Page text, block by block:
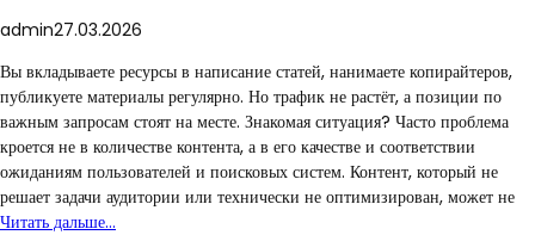
admin27.03.2026
Вы вкладываете ресурсы в написание статей, нанимаете копирайтеров,
публикуете материалы регулярно. Но трафик не растёт, а позиции по
важным запросам стоят на месте. Знакомая ситуация? Часто проблема
кроется не в количестве контента, а в его качестве и соответствии
ожиданиям пользователей и поисковых систем. Контент, который не
решает задачи аудитории или технически не оптимизирован, может не
Читать дальше…